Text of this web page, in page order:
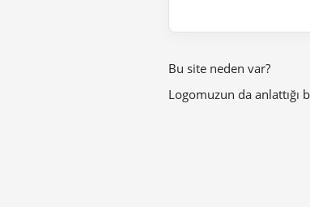
Bu site neden var?
Logomuzun da anlattığı